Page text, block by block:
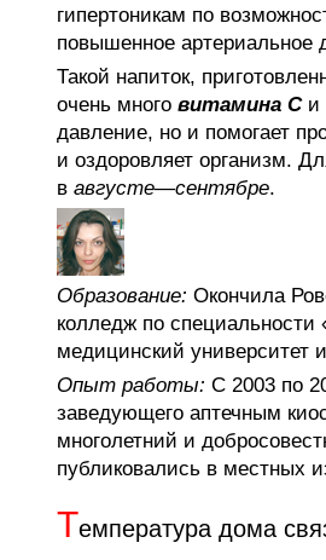
гипертоникам по
повышенное
Такой напиток,
очень много витамина Си
давление, но и помогает
и оздоровляет организм.
в августе—сентябре.
Образование: Окончила
колледж по
медицинский университет
Опыт работы: С 2003 по
заведующего аптечным
многолетний и
публиковались в местных
Температура дома